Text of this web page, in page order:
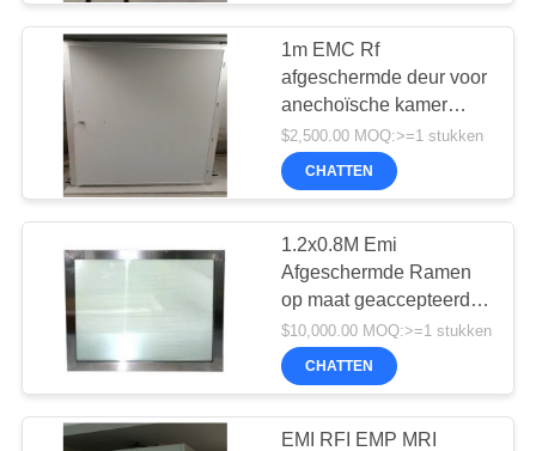
Ferriettegel
absorber
RF-
beschermingspakket
1m EMC Rf
afgeschermde deur voor
anechoïsche kamer
industriële elektrische
handleiding rf
afschermingsruimte emc
$2,500.00 MOQ:>=1 stukken
CHATTEN
1.2x0.8M Emi
Afgeschermde Ramen
op maat geaccepteerd
emc anechoïsche kamer
rf afschermingsruimte
$10,000.00 MOQ:>=1 stukken
CHATTEN
EMI RFI EMP MRI